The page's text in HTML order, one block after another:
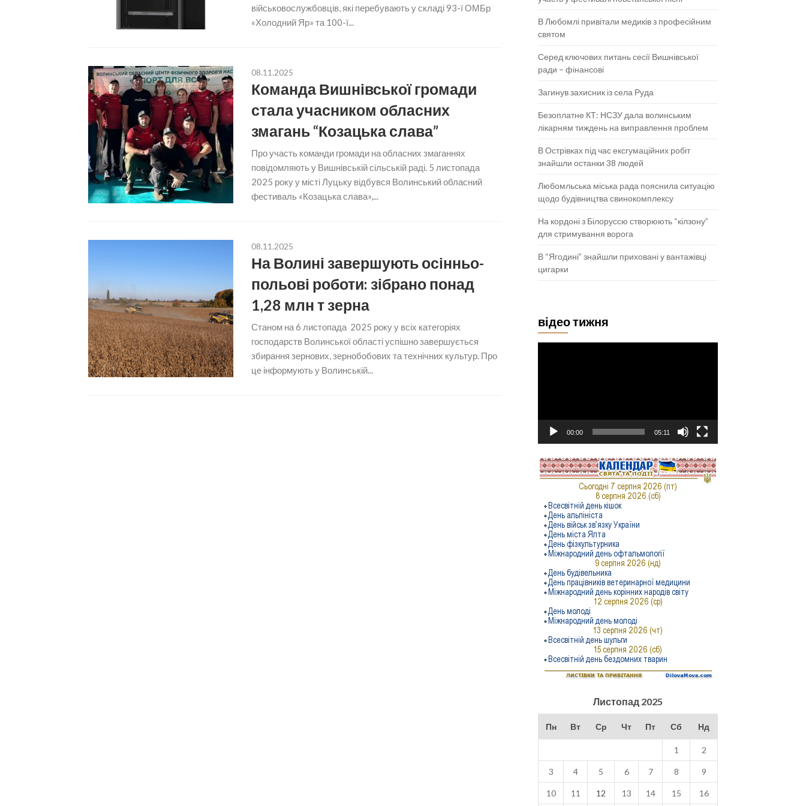
військовослужбовців, які перебувають у складі 93-ї ОМБр
«Холодний Яр» та 100-ї...
08.11.2025
Команда Вишнівської громади
стала учасником обласних
змагань “Козацька слава”
Про участь команди громади на обласних змаганнях
повідомляють у Вишнівській сільській раді. 5 листопада
2025 року у місті Луцьку відбувся Волинський обласний
фестиваль «Козацька слава»,...
08.11.2025
На Волині завершують осінньо-
польові роботи: зібрано понад
1,28 млн т зерна
Станом на 6 листопада 2025 року у всіх категоріях
господарств Волинської області успішно завершується
збирання зернових, зернобобових та технічних культур. Про
це інформують у Волинській...
В Любомлі привітали медиків з професійним
святом
Серед ключових питань сесії Вишнівської
ради – фінансові
Загинув захисник із села Руда
Безоплатне КТ: НСЗУ дала волинським
лікарням тиждень на виправлення проблем
В Острівках під час ексгумаційних робіт
знайшли останки 38 людей
Любомльська міська рада пояснила ситуацію
щодо будівництва свинокомплексу
На кордоні з Білоруссю створюють “кілзону”
для стримування ворога
В “Ягодині” знайшли приховані у вантажівці
цигарки
відео тижня
00:00 05:11
Листопад 2025
Пн Вт Ср Чт Пт Сб Нд
1 2
3 4 5 6 7 8 9
10 11 12 13 14 15 16